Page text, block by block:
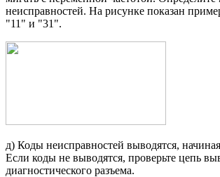
неисправностей. На рисунке показан
"11" и "31".
д) Коды неисправностей выводятся,
Если коды не выводятся, проверьте цепь
диагностического разъема.